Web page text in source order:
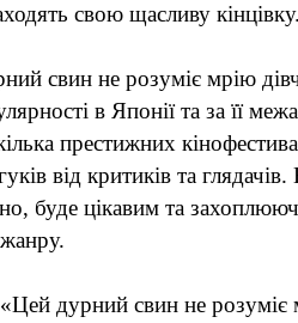
свою щасливу
свин не розуміє мрію
в Японії та за її
престижних
від критиків та
буде цікавим та
дурний свин не розуміє